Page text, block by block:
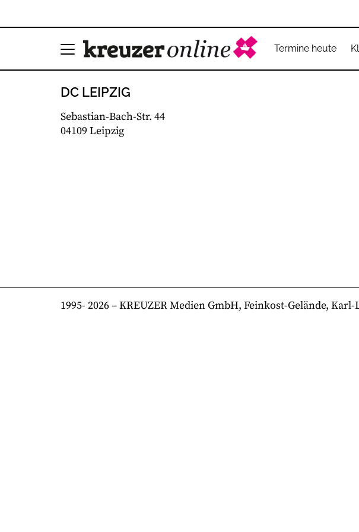
Termine heute
DC LEIPZIG
Sebastian-Bach-Str. 44
04109 Leipzig
1995- 2026– KREUZER Medien GmbH, Feinkost-Gelände,